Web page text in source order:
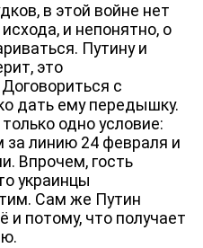
в этой войне нет
и непонятно, о
Путину и
это
с
дать ему передышку.
одно условие:
за линию 24 февраля и
Впрочем, гость
украинцы
Сам же Путин
и потому, что получает